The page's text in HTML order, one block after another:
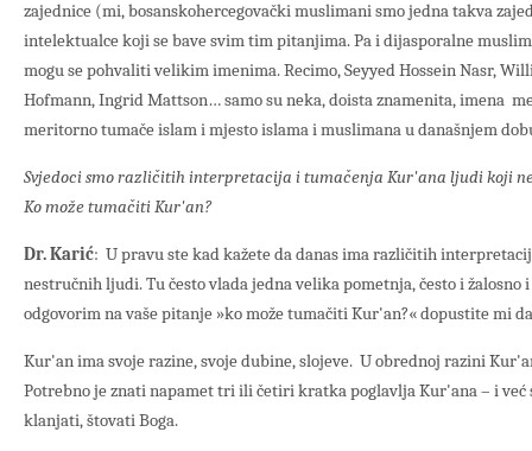
zajednice (mi, bosanskohercegovački muslimani smo jedna takva
intelektualce koji se bave svim tim pitanjima. Pa i dijasporalne
mogu se pohvaliti velikim imenima. Recimo, Seyyed Hossein Nasr,
Hofmann, Ingrid Mattson… samo su neka, doista znamenita, imena
meritorno tumače islam i mjesto islama i muslimana u današnjem
Svjedoci smo različitih interpretacija i tumačenja Kur'ana ljudi koji
Ko može tumačiti Kur'an?
Dr. Karić: U pravu ste kad kažete da danas ima različitih
nestručnih ljudi. Tu često vlada jedna velika pometnja, često i žalosno
odgovorim na vaše pitanje »ko može tumačiti Kur'an?« dopustite mi
Kur'an ima svoje razine, svoje dubine, slojeve. U obrednoj razini
Potrebno je znati napamet tri ili četiri kratka poglavlja Kur'ana – i već
klanjati, štovati Boga.